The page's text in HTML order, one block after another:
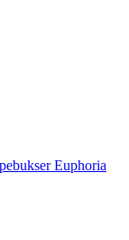
Euphoria